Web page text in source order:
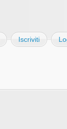
Iscriviti